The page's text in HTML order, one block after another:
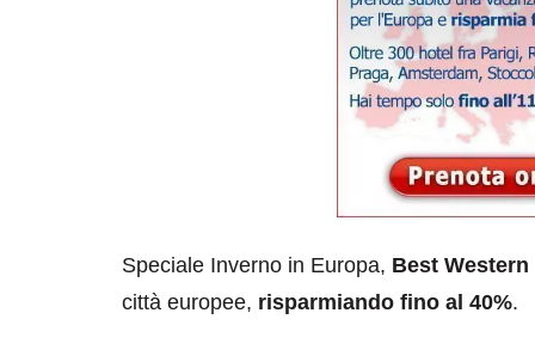
Speciale Inverno in Europa, Best Western
città europee, risparmiando fino al 40%.